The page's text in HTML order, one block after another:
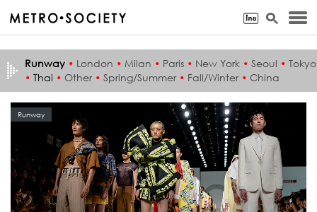
Runway • London • Milan • Paris • New York • Seoul • Tokyo
• Thai • Other • Spring/Summer • Fall/Winter • China
Runway